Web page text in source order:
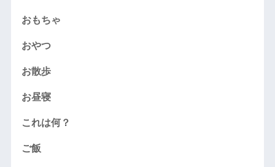
おもちゃ
おやつ
お散歩
お昼寝
これは何？
ご飯